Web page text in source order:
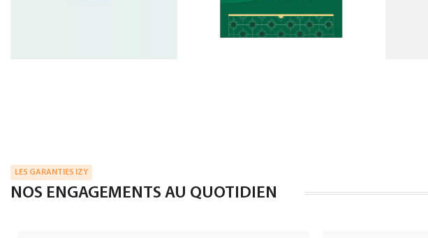
LES GARANTIES IZY
NOS ENGAGEMENTS AU QUOTIDIEN